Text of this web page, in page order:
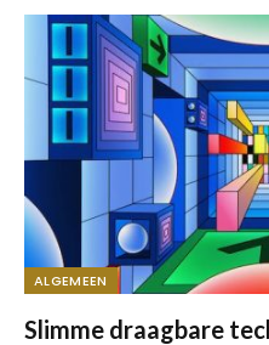
ALGEMEEN
Slimme draagbare